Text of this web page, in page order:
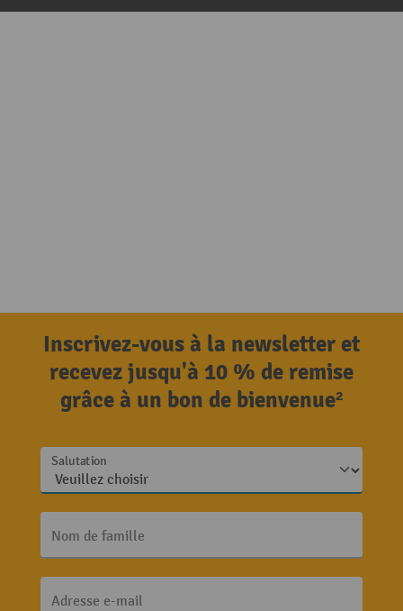
Inscrivez-vous à la newsletter et
recevez jusqu'à 10 % de remise
grâce à un bon de bienvenue²
Salutation
Nom de famille
Adresse e-mail